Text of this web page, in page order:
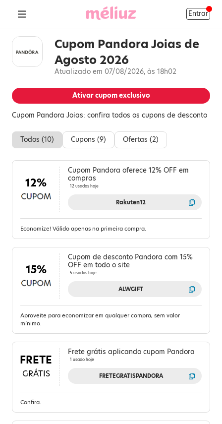
Entrar
Cupom Pandora Joias de
Agosto 2026
Atualizado em 07/08/2026, às 18h02
Ativar cupom exclusivo
Cupom Pandora Joias: confira todos os cupons de desconto
Todos (10) Cupons (9) Ofertas (2)
12%
Cupom Pandora oferece 12% OFF em
compras
12 usados hoje
Rakuten12
Economize! Válido apenas na primeira compra.
15%
Cupom de desconto Pandora com 15%
OFF em todo o site
5 usados hoje
ALWGIFT
Aproveite para economizar em qualquer compra, sem valor
mínimo.
FRETE
GRÁTIS
Frete grátis aplicando cupom Pandora
1 usado hoje
FRETEGRATISPANDORA
Confira.